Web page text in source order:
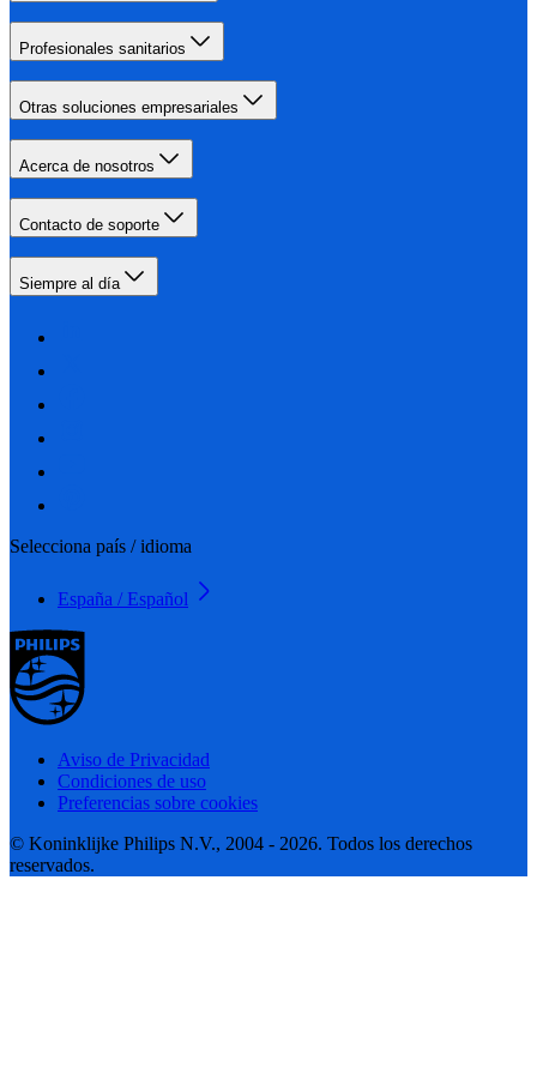
Profesionales sanitarios
Otras soluciones empresariales
Acerca de nosotros
Contacto de soporte
Siempre al día
Selecciona país / idioma
España / Español
Aviso de Privacidad
Condiciones de uso
Preferencias sobre cookies
© Koninklijke Philips N.V., 2004 - 2026. Todos los derechos
reservados.